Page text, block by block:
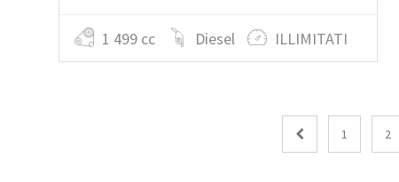
1 499 cc Diesel ILLIMITATI
1 2